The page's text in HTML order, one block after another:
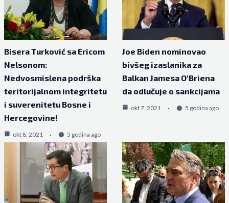
Bisera Turković sa Ericom
Nelsonom:
Nedvosmislena podrška
teritorijalnom integritetu
i suverenitetu Bosne i
Hercegovine!
okt 8, 2021 5 godina ago
Joe Biden nominovao
bivšeg izaslanika za
Balkan Jamesa O'Briena
da odlučuje o sankcijama
okt 7, 2021 5 godina ago